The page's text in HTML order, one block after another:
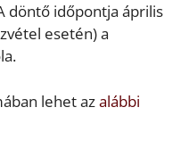
döntő időpontja április
esetén) a
lehet azalábbi